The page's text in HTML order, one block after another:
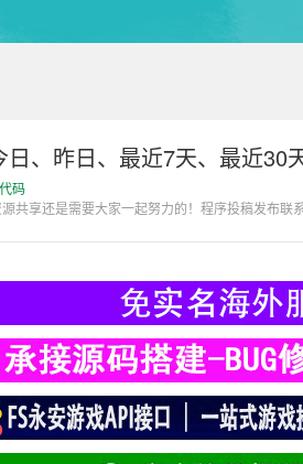
日、昨日、最近7天、最近30
码
共享还是需要大家一起努力的！程序投稿发布联